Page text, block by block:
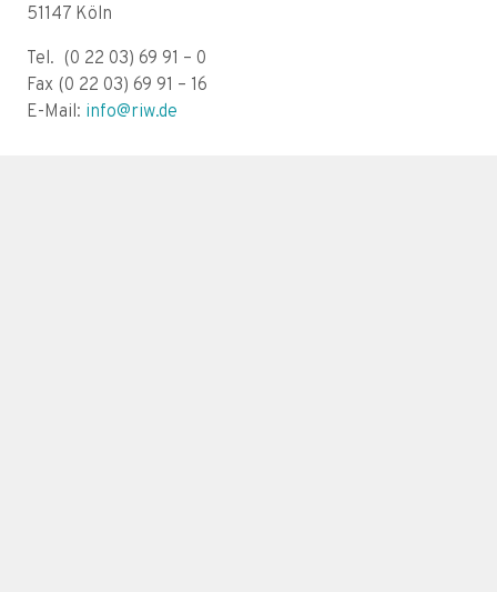
51147 Köln
Tel. (0 22 03) 69 91 – 0
Fax (0 22 03) 69 91 – 16
E-Mail: info@riw.de